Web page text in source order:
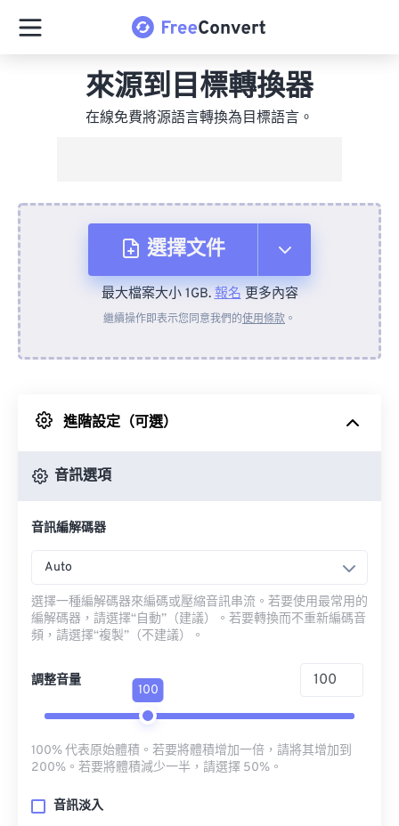
來源到目標轉換器
在線免費將源語言轉換為目標語言。
選擇文件
來自裝置
來自 Google 雲端硬碟
最大檔案大小 1GB.報名更多內容
繼續操作即表示您同意我們的使用條款 。
進階設定（可選）
音訊選項
音訊編解碼器
Auto
選擇一種編解碼器來編碼或壓縮音訊串流。若要使用最常用的
編解碼器，請選擇“自動”（建議）。若要轉換而不重新編碼音
頻，請選擇“複製”（不建議）。
調整音量
100
100% 代表原始體積。若要將體積增加一倍，請將其增加到
200%。若要將體積減少一半，請選擇 50%。
音訊淡入